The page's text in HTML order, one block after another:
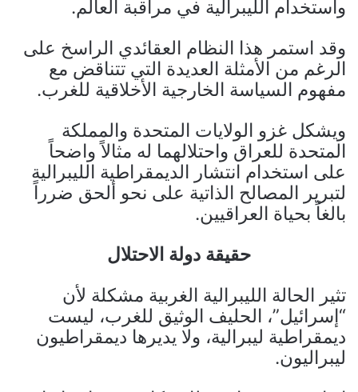
واستخدام الليبرالية في مراقبة العالم.
وقد استمر هذا النظام العقائدي الراسخ على
الرغم من الأمثلة العديدة التي تتناقض مع
مفهوم السياسة الخارجية الأخلاقية للغرب.
ويشكل غزو الولايات المتحدة والمملكة
المتحدة للعراق واحتلالهما له مثالاً واضحاً
على استخدام انتشار الديمقراطية الليبرالية
لتبرير المصالح الذاتية على نحو ألحق ضرراً
بالغاً بحياة العراقيين.
حقيقة دولة الاحتلال
تثير الحالة الليبرالية الغربية مشكلة لأن
“إسرائيل”، الحليف الوثيق للغرب، ليست
ديمقراطية ليبرالية، ولا يديرها ديمقراطيون
ليبراليون.